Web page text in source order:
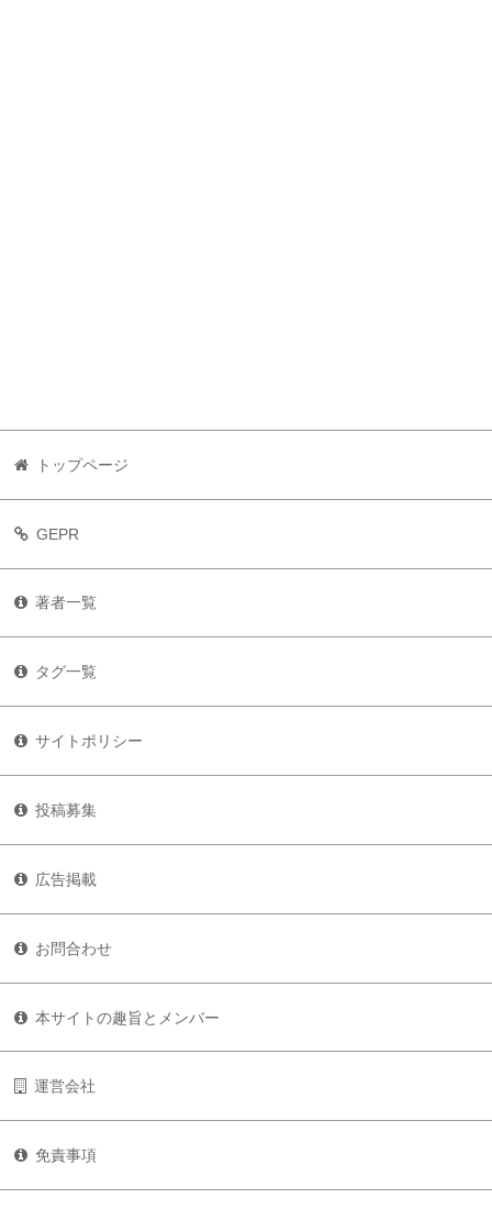
トップページ
GEPR
著者一覧
タグ一覧
サイトポリシー
投稿募集
広告掲載
お問合わせ
本サイトの趣旨とメンバー
運営会社
免責事項